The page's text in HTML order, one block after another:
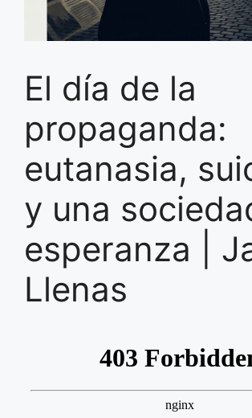
El día de la
propaganda:
eutanasia,
y una
esperanza |
Llenas